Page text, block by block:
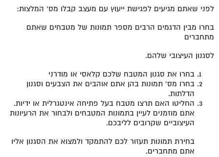
לפני שאתם מגיעים לפגישת ייעוץ עם מעצב קבלו מס' המלצות:
בחרו מבין הדגמים הרבים מספר תמונות של מטבחים שאתם
מתחברים
לסגנון העיצובי שלהם.
בחרו את סגנון המטבח שלכם קלאסי או מודרני
בחרו מס' תמונות בהן אתם אוהבים את הצבעים וסגנון
הדלתות.
החליטו האם תרצו מטבח בעל פתיחה אינטגרלית או ידיות.
אתם מוזמנים לעיין בתמונות המטבחים ולבחור את הרעיונות
העיצוביים שקרובים לליבכם.
בחירת תמונות תעזור לכם להתמקד ולמצוא את הסגנון אליו
אתם מתחברים.